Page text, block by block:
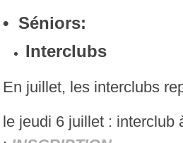
• Séniors:
Interclubs
En juillet, les interclubs
le jeudi 6 juillet : interclub